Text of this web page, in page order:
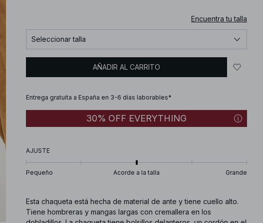
Encuentra tu talla
Seleccionar talla
AÑADIR AL CARRITO
Entrega gratuita a España en 3-6 días laborables*
30% OFF EVERYTHING
AJUSTE
Pequeño Acorde a la talla Grande
Esta chaqueta está hecha de material de ante y tiene cuello alto.
Tiene hombreras y mangas largas con cremallera en los